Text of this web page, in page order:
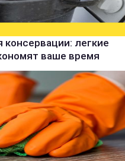
легкие
ваше время